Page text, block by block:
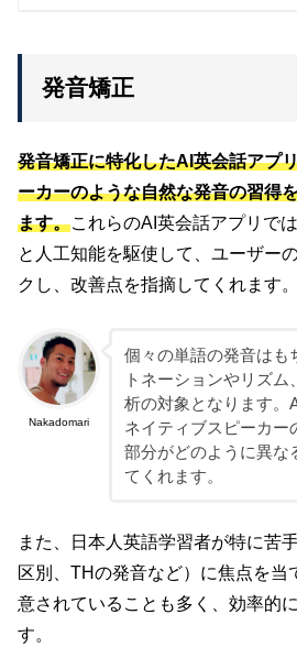
発音矯正
発音矯正に特化したAI英会話アプ
ーカーのような自然な発音の習得
ます。これらのAI英会話アプリで
と人工知能を駆使して、ユーザー
クし、改善点を指摘してくれます。
Nakadomari
個々の単語の発音はも
トネーションやリズ
析の対象となります。
ネイティブスピーカー
部分がどのように異な
てくれます。
また、日本人英語学習者が特に苦
区別、THの発音など）に焦点を当
意されていることも多く、効率的
す。